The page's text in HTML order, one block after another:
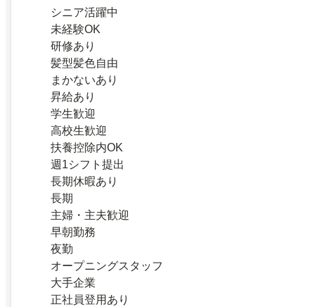
シニア活躍中
未経験OK
研修あり
髪型髪色自由
まかないあり
昇給あり
学生歓迎
高校生歓迎
扶養控除内OK
週1シフト提出
長期休暇あり
長期
主婦・主夫歓迎
早朝勤務
夜勤
オープニングスタッフ
大手企業
正社員登用あり